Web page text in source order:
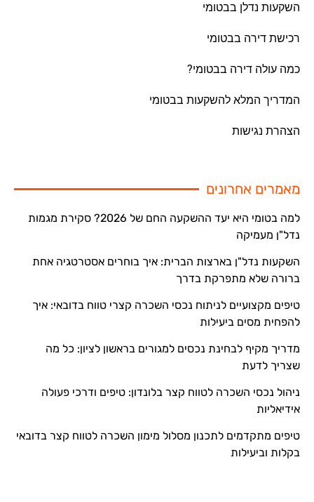
השקעות נדלן בבטומי
רכישת דירה בבטומי
כמה עולה דירה בבטומי?
המדריך המלא להשקעות בבטומי
הצהרת נגישות
מאמרים אחרונים
למה בטומי היא יעד ההשקעה החם של 2026? סקירת מגמות
נדל"ן מעמיקה
השקעות נדל"ן בארצות הברית: איך בוחרים אסטרטגיה אחת
ברורה שלא מתפרקת בדרך
טיפים מקצועיים לניתוח נכסי השכרה קצרי טווח בדובאי: איך
להפחית מסים ביעילות
מדריך מקיף לבחינת נכסים למגורים בראשון לציון: כל מה
שצריך לדעת
ניהול נכסי השכרה לטווח קצר בלונדון: טיפים ודרכי פעולה
אידיאליות
טיפים מתקדמים לתכנון מסלול מימון השכרה לטווח קצר בדובאי
בקלות וביעילות